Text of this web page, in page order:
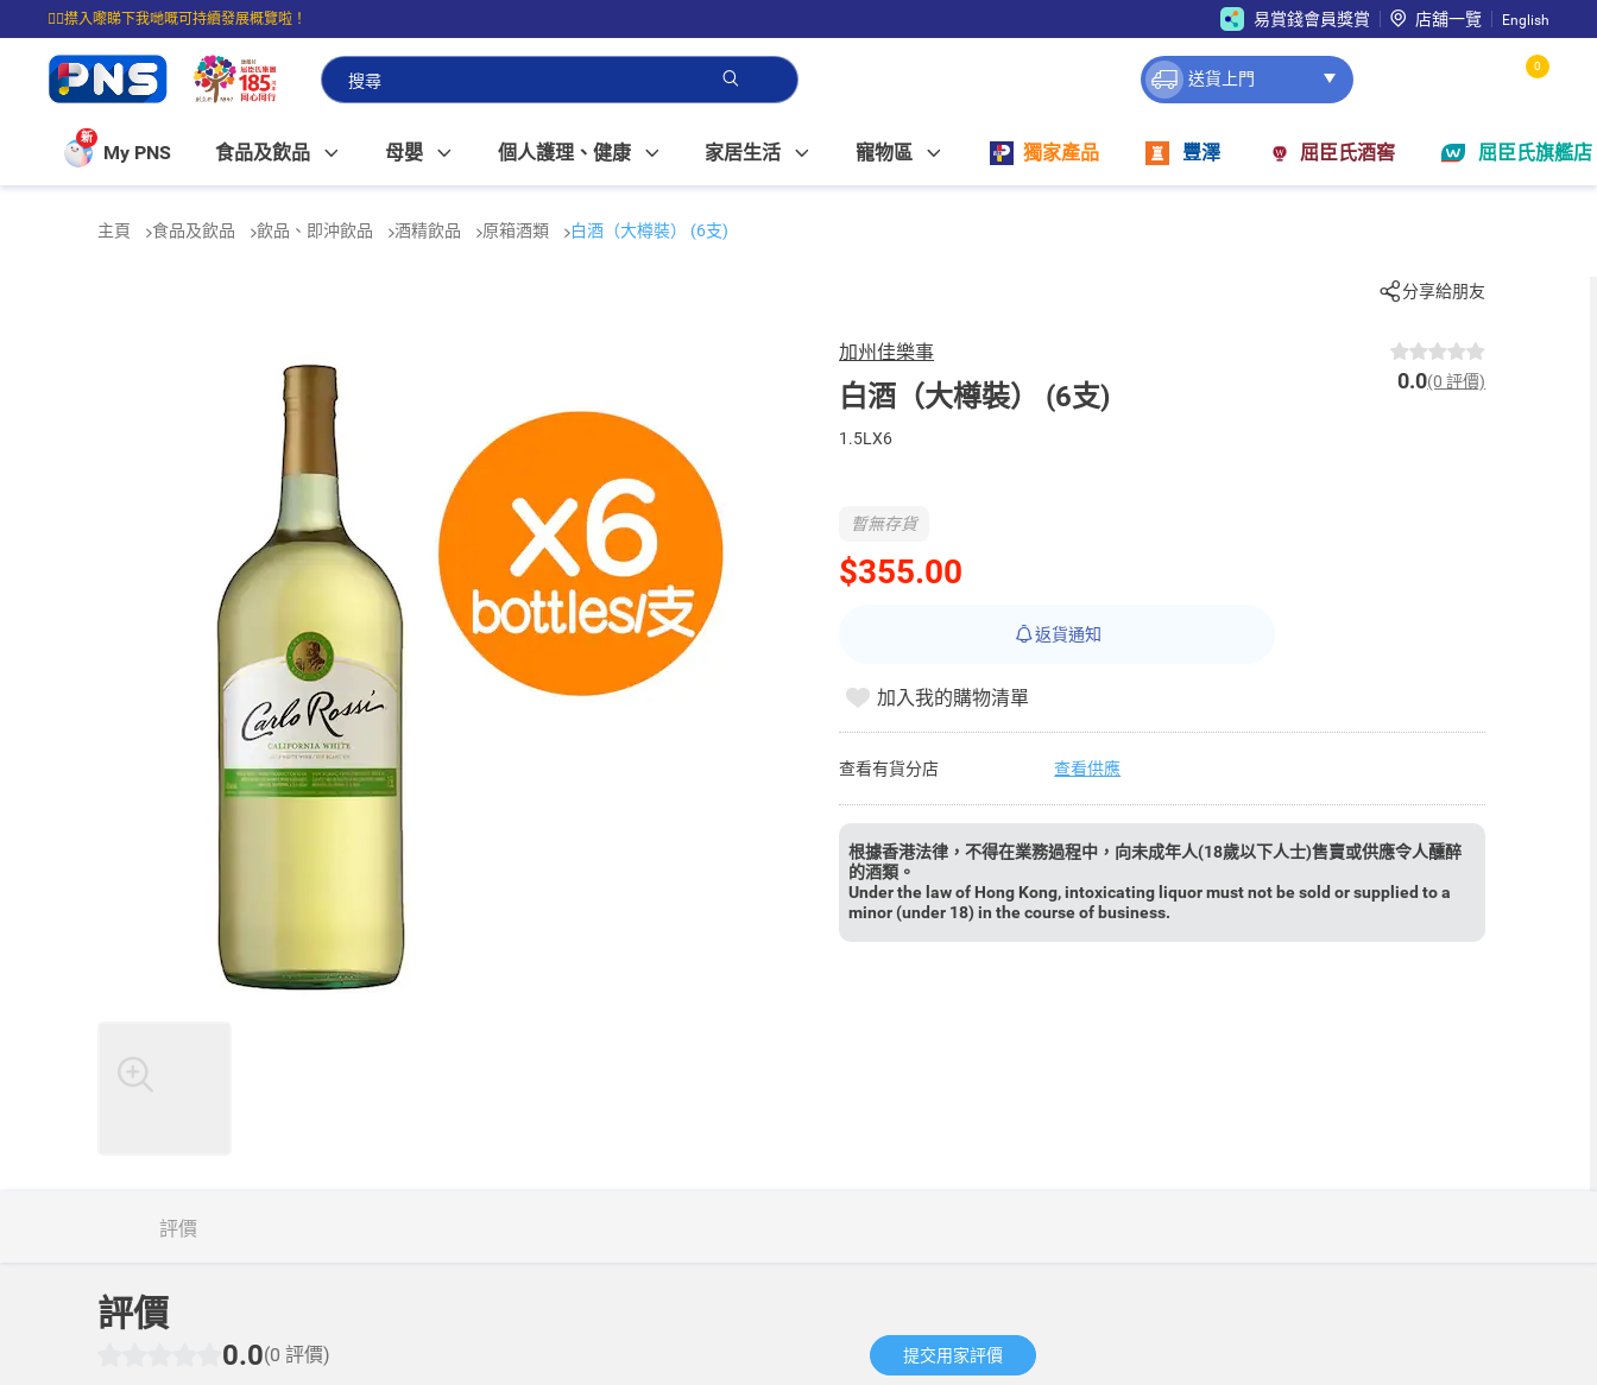
☝🏼㩒入嚟睇下我哋嘅可持續發展概覽啦！
⭐購物滿$399即享免費送貨；滿$100即可免費店取。
易賞錢會員獎賞 店舖一覽 English
送貨上門
0
新
My PNS 食品及飲品 母嬰 個人護理、健康 家居生活 寵物區 獨家產品 豐澤 屈臣氏酒窖 屈臣氏旗艦店
主頁 食品及飲品 飲品、即沖飲品 酒精飲品 原箱酒類 白酒（大樽裝） (6支)
分享給朋友
加州佳樂事
白酒（大樽裝） (6支) 0.0(0 評價)
1.5LX6
$355.00
暫無存貨
返貨通知
加入我的購物清單
查看有貨分店 查看供應
根據香港法律，不得在業務過程中，向未成年人(18歲以下人士)售賣或供應令人醺醉
的酒類。
Under the law of Hong Kong, intoxicating liquor must not be sold or supplied to a
minor (under 18) in the course of business.
評價
評價
0.0(0 評價) 提交用家評價​